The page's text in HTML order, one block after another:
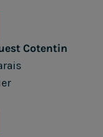
Cotentin